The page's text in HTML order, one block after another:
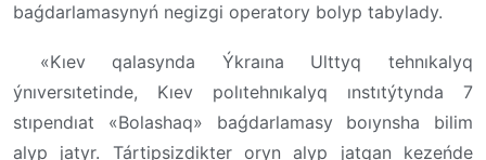
baǵdarlamasynyń negizgi operatory bolyp tabylady.
«Kıev qalasynda Ýkraına Ulttyq tehnıkalyq
ýnıversıtetinde, Kıev polıtehnıkalyq ınstıtýtynda 7
stıpendıat «Bolashaq» baǵdarlamasy boıynsha bilim
alyp jatyr. Tártipsizdikter oryn alyp jatqan kezeńde